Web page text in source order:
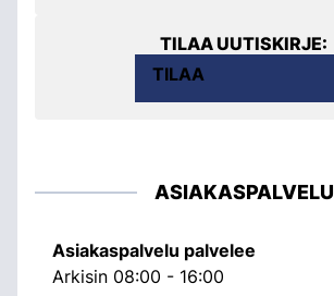
TILAA UUTISKIRJE:
TILAA
ASIAKASPALVELU
Asiakaspalvelu palvelee
Arkisin 08:00 - 16:00